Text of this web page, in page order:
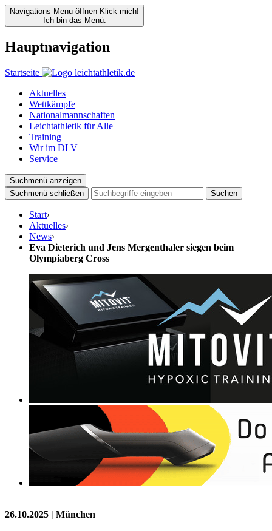
Navigations Menu öffnen Klick mich!
Ich bin das Menü.
Hauptnavigation
Startseite
Aktuelles
Wettkämpfe
Nationalmannschaften
Leichtathletik für Alle
Training
Wir im DLV
Service
Suchmenü anzeigen
Suchmenü schließen
Suchen
Start›
Aktuelles›
News›
Eva Dieterich und Jens Mergenthaler siegen beim
Olympiaberg Cross
26.10.2025 | München